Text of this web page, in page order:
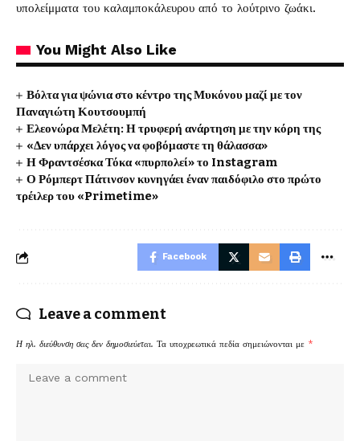
υπολείμματα του καλαμποκάλευρου από το λούτρινο ζωάκι.
You Might Also Like
Βόλτα για ψώνια στο κέντρο της Μυκόνου μαζί με τον
Παναγιώτη Κουτσουμπή
Ελεονώρα Μελέτη: Η τρυφερή ανάρτηση με την κόρη της
«Δεν υπάρχει λόγος να φοβόμαστε τη θάλασσα»
Η Φραντσέσκα Τόκα «πυρπολεί» το Instagram
Ο Ρόμπερτ Πάτινσον κυνηγάει έναν παιδόφιλο στο πρώτο
τρέιλερ του «Primetime»
Facebook
Leave a comment
Η ηλ. διεύθυνση σας δεν δημοσιεύεται. Τα υποχρεωτικά πεδία σημειώνονται με *